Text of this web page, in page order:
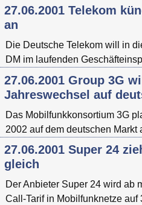
27.06.2001 Telekom
an
Die Deutsche Telekom will in
DM im laufenden
27.06.2001 Group 3G
Jahreswechsel auf
Das Mobilfunkkonsortium 3G
2002 auf dem deutschen Markt
27.06.2001 Super 24
gleich
Der Anbieter Super 24 wird ab
Call-Tarif in Mobilfunknetze auf